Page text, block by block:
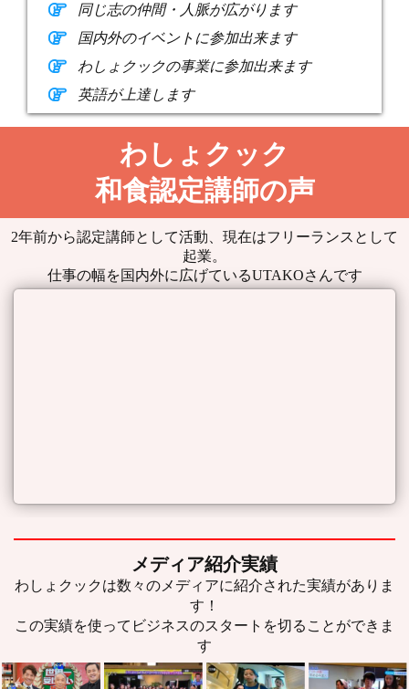
同じ志の仲間・人脈が広がります
国内外のイベントに参加出来ます
わしょクックの事業に参加出来ます
英語が上達します
わしょクック
和食認定講師の声
2年前から認定講師として活動、現在はフリーランスとして
起業。
仕事の幅を国内外に広げているUTAKOさんです
メディア紹介実績
わしょクックは数々のメディアに紹介された実績がありま
す！
この実績を使ってビジネスのスタートを切ることができま
す